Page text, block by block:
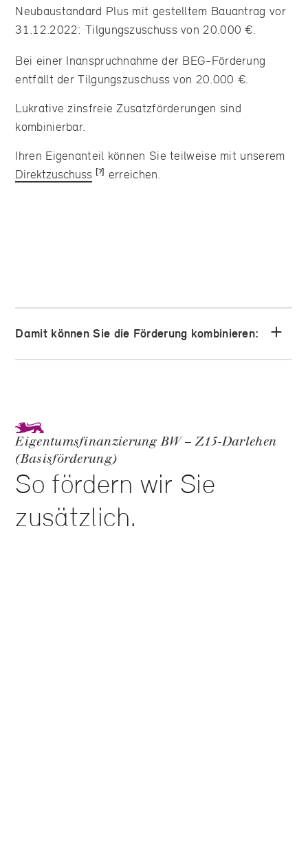
Neubaustandard Plus mit gestelltem Bauantrag vor
31.12.2022: Tilgungszuschuss von 20.000 €.
Bei einer Inanspruchnahme der BEG-Förderung
entfällt der Tilgungszuschuss von 20.000 €.
Lukrative zinsfreie Zusatzförderungen sind
kombinierbar.
Ihren Eigenanteil können Sie teilweise mit unserem
Direktzuschuss
erreichen.
Damit können Sie die Förderung kombinieren:
Eigentumsfinanzierung BW – Z15-Darlehen
(Basisförderung)
So fördern wir Sie
zusätzlich.